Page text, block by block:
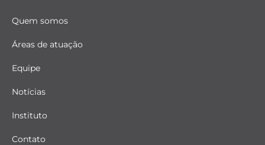
Quem somos
Áreas de atuação
Equipe
Notícias
Instituto
Contato